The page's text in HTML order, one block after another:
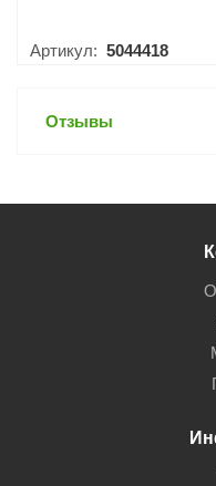
Артикул: 5044418
Отзывы